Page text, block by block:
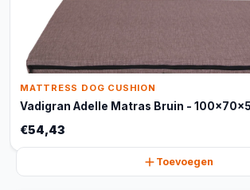
MATTRESS DOG CUSHION
Vadigran Adelle Matras Bruin -
€54,43
Toevoegen